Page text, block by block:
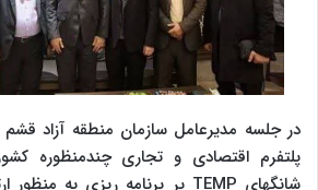
در جلسه مدیرعامل سازمان منطقه آزاد
پلتفرم اقتصادی و تجاری چندمنظوره